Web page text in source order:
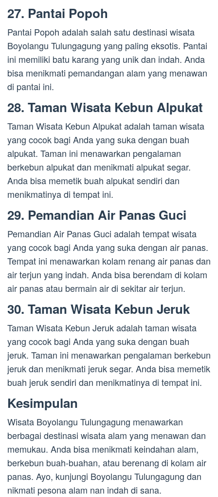
27. Pantai Popoh
Pantai Popoh adalah salah satu destinasi wisata
Boyolangu Tulungagung yang paling eksotis. Pantai
ini memiliki batu karang yang unik dan indah. Anda
bisa menikmati pemandangan alam yang menawan
di pantai ini.
28. Taman Wisata Kebun Alpukat
Taman Wisata Kebun Alpukat adalah taman wisata
yang cocok bagi Anda yang suka dengan buah
alpukat. Taman ini menawarkan pengalaman
berkebun alpukat dan menikmati alpukat segar.
Anda bisa memetik buah alpukat sendiri dan
menikmatinya di tempat ini.
29. Pemandian Air Panas Guci
Pemandian Air Panas Guci adalah tempat wisata
yang cocok bagi Anda yang suka dengan air panas.
Tempat ini menawarkan kolam renang air panas dan
air terjun yang indah. Anda bisa berendam di kolam
air panas atau bermain air di sekitar air terjun.
30. Taman Wisata Kebun Jeruk
Taman Wisata Kebun Jeruk adalah taman wisata
yang cocok bagi Anda yang suka dengan buah
jeruk. Taman ini menawarkan pengalaman berkebun
jeruk dan menikmati jeruk segar. Anda bisa memetik
buah jeruk sendiri dan menikmatinya di tempat ini.
Kesimpulan
Wisata Boyolangu Tulungagung menawarkan
berbagai destinasi wisata alam yang menawan dan
memukau. Anda bisa menikmati keindahan alam,
berkebun buah-buahan, atau berenang di kolam air
panas. Ayo, kunjungi Boyolangu Tulungagung dan
nikmati pesona alam nan indah di sana.